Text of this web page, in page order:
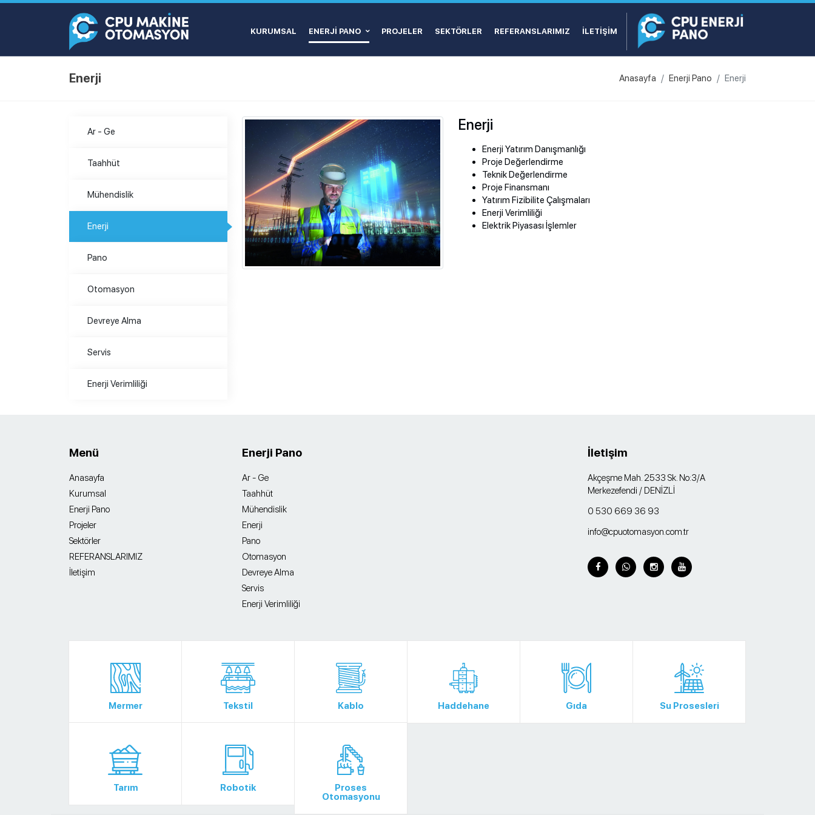
KURUMSAL ENERJI PANO PROJELER SEKTÖRLER REFERANSLARIMIZ İLETIŞIM
Enerji Anasayfa Enerji Pano Enerji
Ar - Ge
Taahhüt
Mühendislik
Enerji
Pano
Otomasyon
Devreye Alma
Servis
Enerji Verimliliği
Enerji
Enerji Yatırım Danışmanlığı
Proje Değerlendirme
Teknik Değerlendirme
Proje Finansmanı
Yatırım Fizibilite Çalışmaları
Enerji Verimliliği
Elektrik Piyasası İşlemler
Menü
Anasayfa
Kurumsal
Enerji Pano
Projeler
Sektörler
REFERANSLARIMIZ
İletişim
Enerji Pano
Ar - Ge
Taahhüt
Mühendislik
Enerji
Pano
Otomasyon
Devreye Alma
Servis
Enerji Verimliliği
İletişim
Akçeşme Mah. 2533 Sk. No:3/A
Merkezefendi / DENİZLİ
0 530 669 36 93
info@cpuotomasyon.com.tr
Mermer Tekstil Kablo Haddehane Gıda Su Prosesleri
Tarım Robotik
Proses
Otomasyonu